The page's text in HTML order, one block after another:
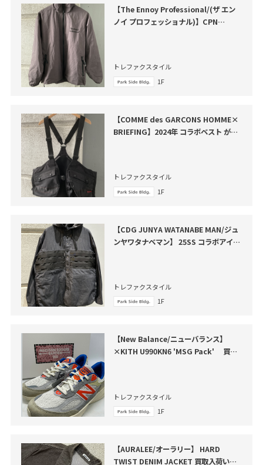
【The Ennoy Professional/(ザ エン
ノイ プロフェッショナル)】CPN
トレファクスタイル
1F
【COMME des GARCONS HOMME×
BRIEFING】2024年 コラボベスト が買
トレファクスタイル
1F
【CDG JUNYA WATANABE MAN/ジュ
ンヤワタナベマン】 25SS コラボアイテ
トレファクスタイル
1F
【New Balance/ニューバランス】
×KITH U990KN6 'MSG Pack' 買取
トレファクスタイル
1F
【AURALEE/オーラリー】 HARD
TWIST DENIM JACKET 買取入荷いた